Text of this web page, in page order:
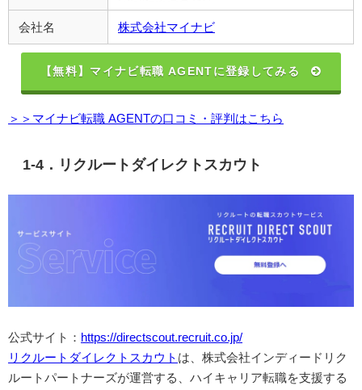
会社名 株式会社マイナビ
【無料】マイナビ転職 AGENTに登録してみる
＞＞マイナビ転職 AGENTの口コミ・評判はこちら
1-4．リクルートダイレクトスカウト
公式サイト： https://directscout.recruit.co.jp/
リクルートダイレクトスカウト は、株式会社インディードリク
ルートパートナーズが運営する、ハイキャリア転職を支援する